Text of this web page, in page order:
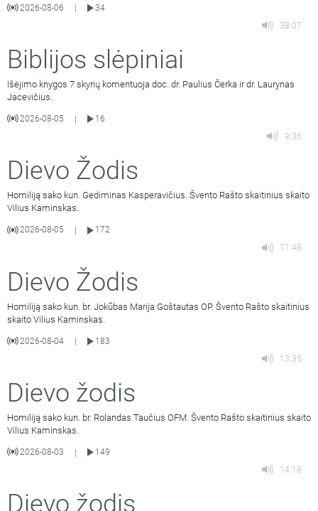
2026-08-06
34
38:07
Biblijos slėpiniai
Išėjimo knygos 7 skyrių komentuoja doc. dr. Paulius Čerka ir dr. Laurynas
Jacevičius.
2026-08-05 |
16
9:36
Dievo Žodis
Homiliją sako kun. Gediminas Kasperavičius. Švento Rašto skaitinius skaito
Vilius Kaminskas.
2026-08-05
172
11:48
Dievo Žodis
Homiliją sako kun. br. Jokūbas Marija Goštautas OP. Švento Rašto skaitinius
skaito Vilius Kaminskas.
2026-08-04
183
13:35
Dievo žodis
Homiliją sako kun. br. Rolandas Taučius OFM. Švento Rašto skaitinius skaito
Vilius Kaminskas.
2026-08-03 |
149
14:18
Dievo žodis